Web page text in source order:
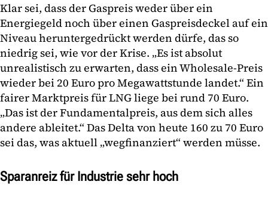
Klar sei, dass der Gaspreis weder über ein
Energiegeld noch über einen Gaspreisdeckel auf ein
Niveau heruntergedrückt werden dürfe, das so
niedrig sei, wie vor der Krise. „Es ist absolut
unrealistisch zu erwarten, dass ein Wholesale-Preis
wieder bei 20 Euro pro Megawattstunde landet.“ Ein
fairer Marktpreis für LNG liege bei rund 70 Euro.
„Das ist der Fundamentalpreis, aus dem sich alles
andere ableitet.“ Das Delta von heute 160 zu 70 Euro
sei das, was aktuell „wegfinanziert“ werden müsse.
Sparanreiz für Industrie sehr hoch